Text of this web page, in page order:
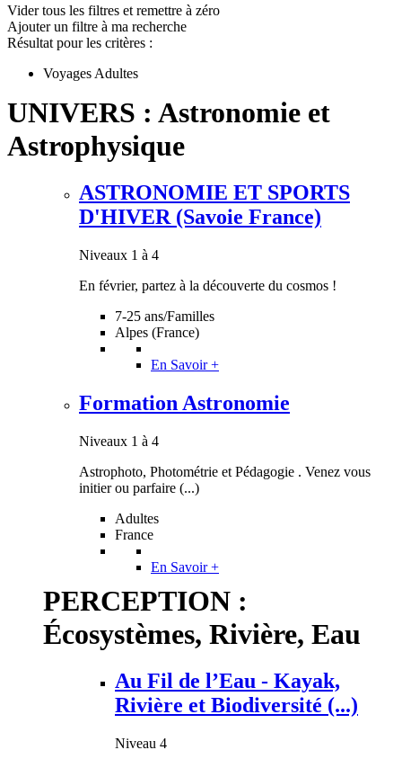
Vider tous les filtres et remettre à zéro
Ajouter un filtre à ma recherche
Résultat pour les critères :
Voyages Adultes
UNIVERS : Astronomie et
Astrophysique
ASTRONOMIE ET SPORTS
D'HIVER (Savoie France)
Niveaux 1 à 4
En février, partez à la découverte du cosmos !
7-25 ans/Familles
Alpes (France)
En Savoir +
Formation Astronomie
Niveaux 1 à 4
Astrophoto, Photométrie et Pédagogie . Venez vous
initier ou parfaire (...)
Adultes
France
En Savoir +
PERCEPTION :
Écosystèmes, Rivière, Eau
Au Fil de l’Eau - Kayak,
Rivière et Biodiversité (...)
Niveau 4